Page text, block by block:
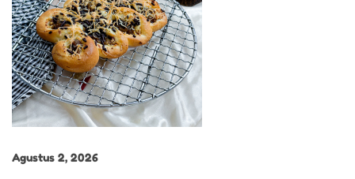
E
E
S
E
Agustus 2, 2026